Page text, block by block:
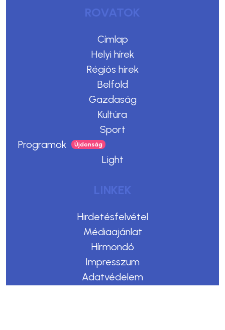
ROVATOK
Címlap
Helyi hírek
Régiós hírek
Belföld
Gazdaság
Kultúra
Sport
Programok
Light
LINKEK
Hirdetésfelvétel
Médiaajánlat
Hírmondó
Impresszum
Adatvédelem